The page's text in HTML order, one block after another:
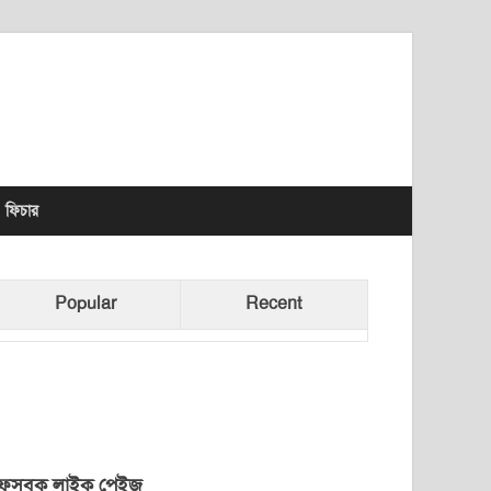
ফিচার
Popular Recent
লাইক পেইজ